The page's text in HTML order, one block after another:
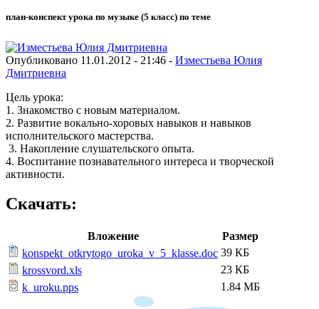
план-конспект урока по музыке (5 класс) по теме
Опубликовано 11.01.2012 - 21:46 - Изместьева Юлия
Дмитриевна
Цель урока:
1. Знакомство с новым материалом.
2. Развитие вокально-хоровых навыков и навыков
исполнительского мастерства.
3. Накопление слушательского опыта.
4. Воспитание познавательного интереса и творческой
активности.
Скачать:
Вложение
Размер
konspekt_otkrytogo_uroka_v_5_klasse.doc 39 КБ
krossvord.xls
23 КБ
k_uroku.pps
1.84 МБ